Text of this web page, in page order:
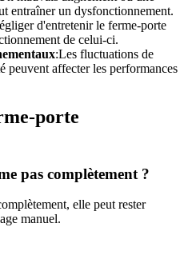
entraîner un dysfonctionnement.
d'entretenir le ferme-porte
de celui-ci.
:Les fluctuations de
peuvent affecter les performances
porte
pas complètement ?
elle peut rester
manuel.